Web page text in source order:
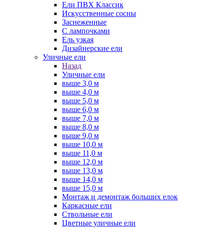
Ели ПВХ Классик
Искусственные сосны
Заснеженные
С лампочками
Ель узкая
Дизайнерские ели
Уличные ели
Назад
Уличные ели
выше 3,0 м
выше 4,0 м
выше 5,0 м
выше 6,0 м
выше 7,0 м
выше 8,0 м
выше 9,0 м
выше 10,0 м
выше 11,0 м
выше 12,0 м
выше 13,0 м
выше 14,0 м
выше 15,0 м
Монтаж и демонтаж больших елок
Каркасные ели
Ствольные ели
Цветные уличные ели